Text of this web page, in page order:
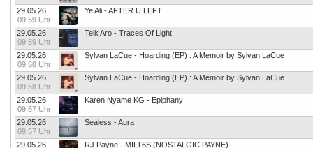
29.05.26
09:59 Uhr
Ye Ali - AFTER U LEFT
29.05.26
09:59 Uhr
Teik Aro - Traces Of Light
29.05.26
09:58 Uhr
Sylvan LaCue - Hoarding (EP) : A Memoir by Sylvan LaCue
29.05.26
09:58 Uhr
Sylvan LaCue - Hoarding (EP) : A Memoir by Sylvan LaCue
29.05.26
09:57 Uhr
Karen Nyame KG - Epiphany
29.05.26
09:57 Uhr
Sealess - Aura
29.05.26
RJ Payne - MILT6S (NOSTALGIC PAYNE)